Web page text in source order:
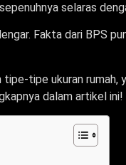
selaras
Fakta dari BPS
tipe ukuran
dalam artikel ini!